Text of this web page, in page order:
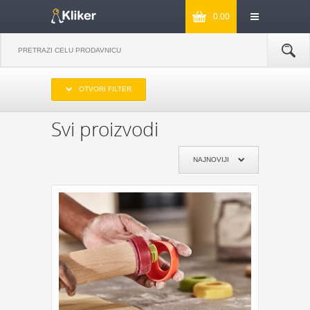
0.00
PREKO 3000
IZABERITE PROIZVOĐAČA
DYNOMIGHTY WILD AND WOLF
NPW J-ME GENTLEMEN‘S HARDWARE
KIKKERLAND
POKLON JE ZA:
POKLON ZA MAMU POKLON ZA TATU
POKLON ZA BAKU POKLON ZA DEKU
OTVORI FILTER
Svi proizvodi
NAJNOVIJI